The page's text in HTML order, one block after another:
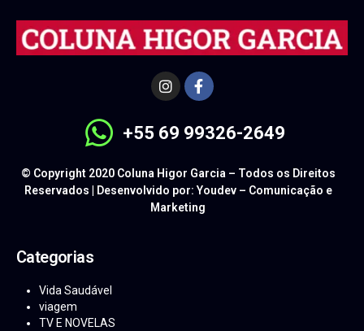
+55 69 99326-2649
© Copyright 2020 Coluna Higor Garcia – Todos os Direitos
Reservados | Desenvolvido por: Youdev – Comunicação e
Marketing
Categorias
Vida Saudável
viagem
TV E NOVELAS